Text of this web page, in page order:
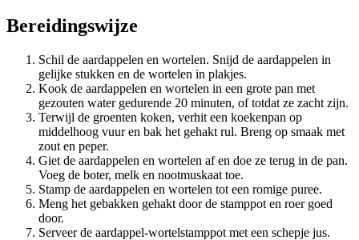
Bereidingswijze
Schil de aardappelen en wortelen. Snijd de aardappelen in
gelijke stukken en de wortelen in plakjes.
Kook de aardappelen en wortelen in een grote pan met
gezouten water gedurende 20 minuten, of totdat ze zacht zijn.
Terwijl de groenten koken, verhit een koekenpan op
middelhoog vuur en bak het gehakt rul. Breng op smaak met
zout en peper.
Giet de aardappelen en wortelen af en doe ze terug in de pan.
Voeg de boter, melk en nootmuskaat toe.
Stamp de aardappelen en wortelen tot een romige puree.
Meng het gebakken gehakt door de stamppot en roer goed
door.
Serveer de aardappel-wortelstamppot met een schepje jus.